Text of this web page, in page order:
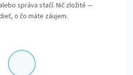
správa stačí. Nič zložité —
o čo máte záujem.